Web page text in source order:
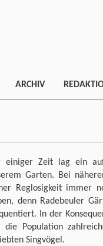
ARCHIV
einiger Zeit lag ein
Garten. Bei
Reglosigkeit immer
denn Radebeuler
In der
die Population
Singvögel.